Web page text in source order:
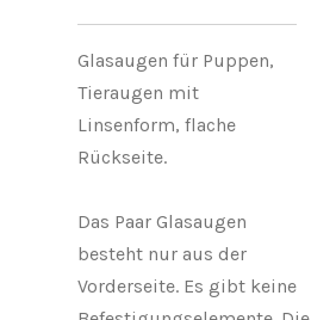
Glasaugen für Puppen,
Tieraugen mit
Linsenform, flache
Rückseite.
Das Paar Glasaugen
besteht nur aus der
Vorderseite. Es gibt keine